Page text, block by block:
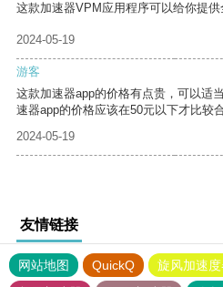
这款加速器VPM应用程序可以给你提供
2024-05-19
游客
这款加速器app的价格有点贵，可以适
速器app的价格应该在50元以下才比较合
2024-05-19
友情链接
网站地图 QuickQ 旋风加速度